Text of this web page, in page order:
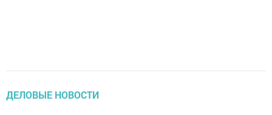
ДЕЛОВЫЕ НОВОСТИ